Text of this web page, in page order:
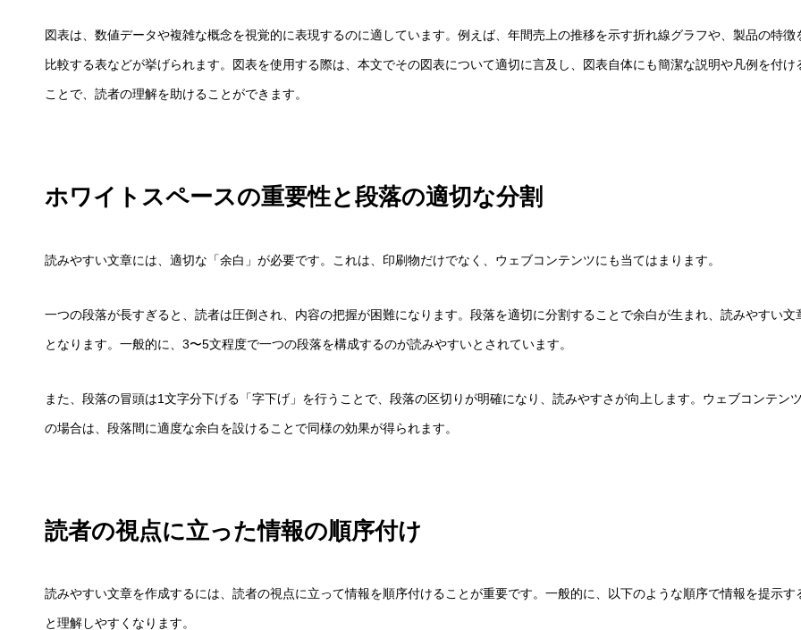
図表は、数値データや複雑な概念を視覚的に表現するのに適しています。例えば、年間売上の推移を示す折れ線グラフや、製品の特徴
比較する表などが挙げられます。図表を使用する際は、本文でその図表について適切に言及し、図表自体にも簡潔な説明や凡例を付け
ことで、読者の理解を助けることができます。
ホワイトスペースの重要性と段落の適切な分割
読みやすい文章には、適切な「余白」が必要です。これは、印刷物だけでなく、ウェブコンテンツにも当てはまります。
一つの段落が長すぎると、読者は圧倒され、内容の把握が困難になります。段落を適切に分割することで余白が生まれ、読みやすい文
となります。一般的に、3〜5文程度で一つの段落を構成するのが読みやすいとされています。
また、段落の冒頭は1文字分下げる「字下げ」を行うことで、段落の区切りが明確になり、読みやすさが向上します。ウェブコンテン
の場合は、段落間に適度な余白を設けることで同様の効果が得られます。
読者の視点に立った情報の順序付け
読みやすい文章を作成するには、読者の視点に立って情報を順序付けることが重要です。一般的に、以下のような順序で情報を提示す
と理解しやすくなります。